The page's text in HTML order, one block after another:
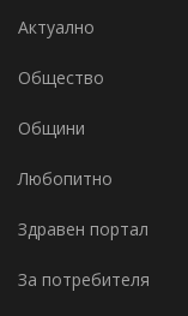
Актуално
Общество
Общини
Любопитно
Здравен портал
За потребителя